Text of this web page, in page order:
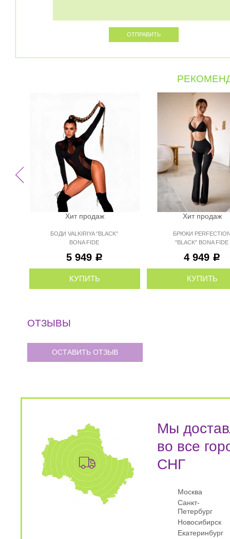
Хит продаж
БОДИ VALKIRIYA "BLACK"
BONA FIDE
5 949 Р
КУПИТЬ
Хит продаж
БРЮКИ
"BLACK" BONA FIDE
4 949 Р
КУПИТЬ
ОТЗЫВЫ
ОСТАВИТЬ ОТЗЫВ
Мы
во все
СНГ
Москва
Санкт-
Петербург
Новосибирск
Екатеринбург